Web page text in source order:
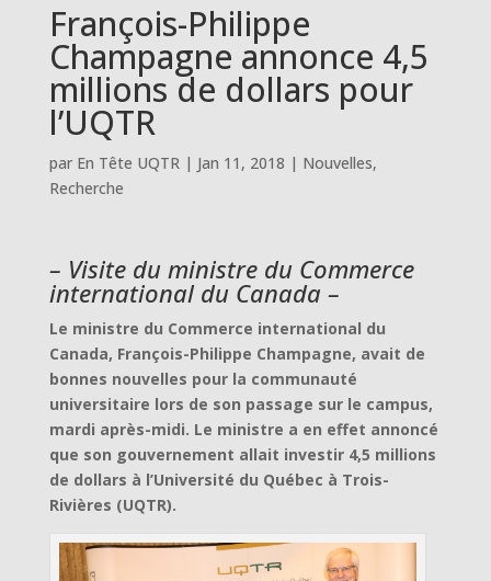
François-Philippe
Champagne annonce 4,5
millions de dollars pour
l’UQTR
par En Tête UQTR| Jan 11, 2018 | Nouvelles,
Recherche
– Visite du ministre du Commerce
international du Canada –
Le ministre du Commerce international du
Canada, François-Philippe Champagne, avait de
bonnes nouvelles pour la communauté
universitaire lors de son passage sur le campus,
mardi après-midi. Le ministre a en effet annoncé
que son gouvernement allait investir 4,5 millions
de dollars à l’Université du Québec à Trois-
Rivières (UQTR).